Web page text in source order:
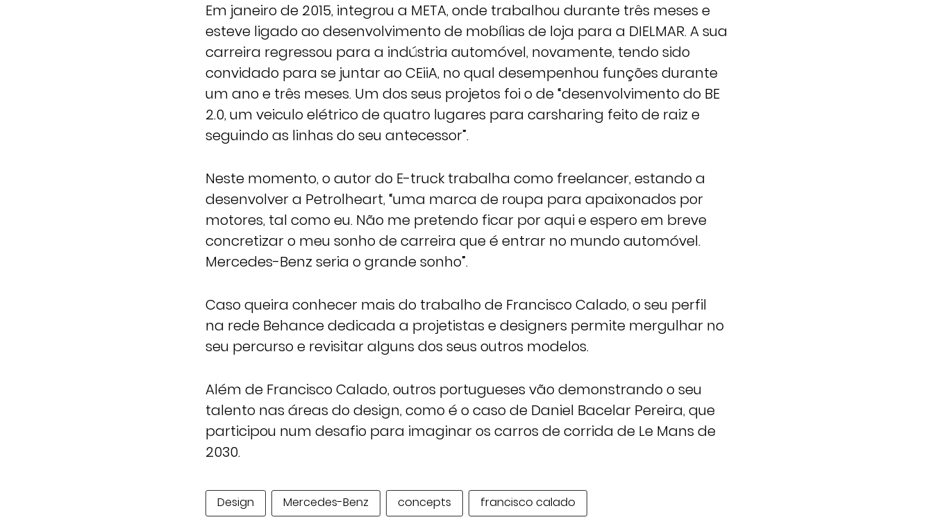
Em janeiro de 2015, integrou a META, onde trabalhou durante três meses e
esteve ligado ao desenvolvimento de mobílias de loja para a DIELMAR. A sua
carreira regressou para a indústria automóvel, novamente, tendo sido
convidado para se juntar ao CEiiA, no qual desempenhou funções durante
um ano e três meses. Um dos seus projetos foi o de “desenvolvimento do BE
2.0, um veiculo elétrico de quatro lugares para carsharing feito de raiz e
seguindo as linhas do seu antecessor”.
Neste momento, o autor do E-truck trabalha como freelancer, estando a
desenvolver a Petrolheart, “uma marca de roupa para apaixonados por
motores, tal como eu. Não me pretendo ficar por aqui e espero em breve
concretizar o meu sonho de carreira que é entrar no mundo automóvel.
Mercedes-Benz seria o grande sonho”.
Caso queira conhecer mais do trabalho de Francisco Calado, o seu perfil
na rede Behance dedicada a projetistas e designers permite mergulhar no
seu percurso e revisitar alguns dos seus outros modelos.
Além de Francisco Calado, outros portugueses vão demonstrando o seu
talento nas áreas do design, como é o caso de Daniel Bacelar Pereira, que
participou num desafio para imaginar os carros de corrida de Le Mans de
2030.
Design Mercedes-Benz concepts francisco calado